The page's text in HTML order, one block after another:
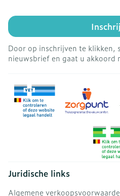
Door op inschrijven te klikken,
nieuwsbrief en gaat u akkoord
Juridische links
Algemene